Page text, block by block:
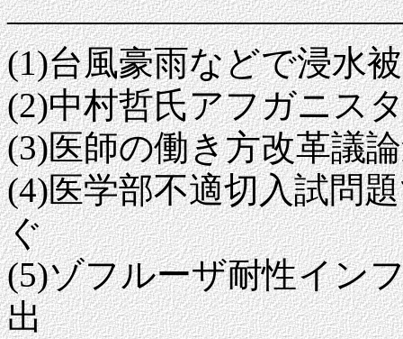
(1)台風豪雨などで浸水
(2)中村哲氏アフガニス
(3)医師の働き方改革議
(4)医学部不適切入試問
ぐ
(5)ゾフルーザ耐性イン
出